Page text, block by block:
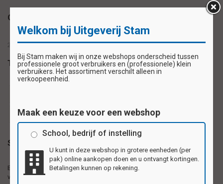
Omschrijving
28 stickers op 1 vel
Tags
schoolstickers stickervel
Specificaties
Beloningsstickers 56
verschillende motieven per
Zelfklevende plaatjes gedrukt op 1e kwaliteit
Welkom bij Uitgeverij Stam
Bij Stam maken wij in onze webshops onderscheid tussen
professionele groot verbruikers en (professionele) klein
verbruikers. Het assortiment verschilt alleen in
verkoopeenheid.
Maak een keuze voor een webshop
School, bedrijf of instelling
U kunt in deze webshop in grotere eenheden (per
pak) online aankopen doen en u ontvangt kortingen.
Betalingen kunnen op rekening.